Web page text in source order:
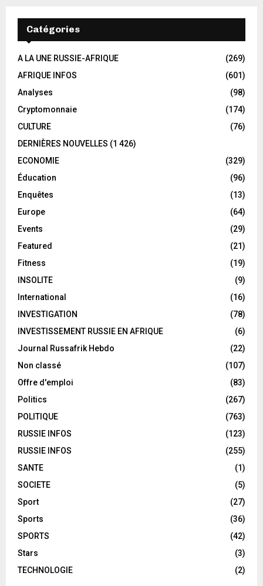
Catégories
A LA UNE RUSSIE-AFRIQUE
(269)
AFRIQUE INFOS
(601)
Analyses
(98)
Cryptomonnaie
(174)
CULTURE
(76)
DERNIÈRES NOUVELLES (1 426)
ECONOMIE
(329)
Éducation
(96)
Enquêtes
(13)
Europe
(64)
Events
(29)
Featured
(21)
Fitness
(19)
INSOLITE
(9)
International
(16)
INVESTIGATION
(78)
INVESTISSEMENT RUSSIE EN AFRIQUE
(6)
Journal Russafrik Hebdo
(22)
Non classé
(107)
Offre d'emploi
(83)
Politics
(267)
POLITIQUE
(763)
RUSSIE INFOS
(123)
RUSSIE INFOS
(255)
SANTE
(1)
SOCIETE
(5)
Sport
(27)
Sports
(36)
SPORTS
(42)
Stars
(3)
TECHNOLOGIE
(2)